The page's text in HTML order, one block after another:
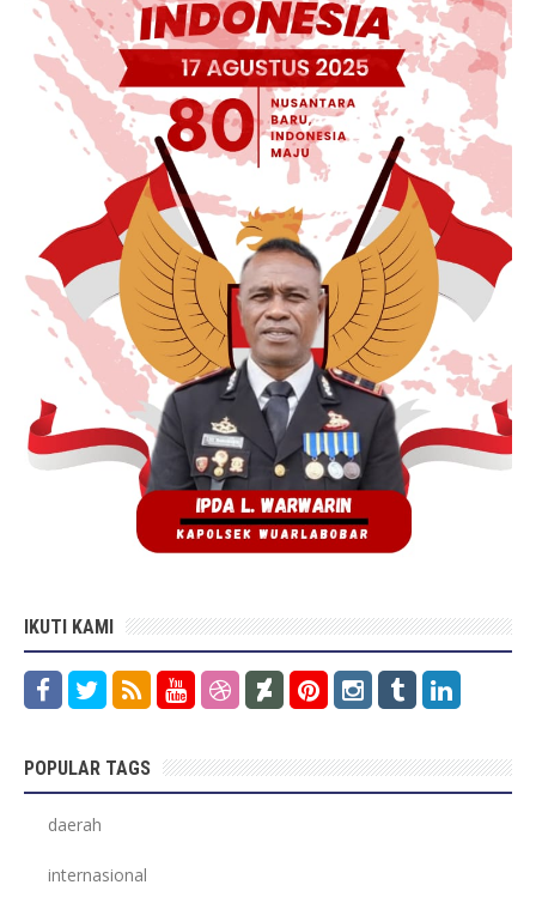
IKUTI KAMI
POPULAR TAGS
daerah
internasional